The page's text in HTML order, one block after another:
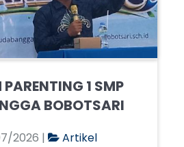
1 SMP
BOBOTSARI
2026 | Artikel